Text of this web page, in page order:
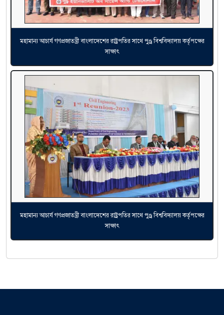
মহামান্য আচার্য গণপ্রজাতন্ত্রী বাংলাদেশের রাষ্ট্রপতির সাথে পুণ্ড্র বিশ্ববিদ্যালয় কর্তৃপক্ষের
সাক্ষাৎ
মহামান্য আচার্য গণপ্রজাতন্ত্রী বাংলাদেশের রাষ্ট্রপতির সাথে পুণ্ড্র বিশ্ববিদ্যালয় কর্তৃপক্ষের
সাক্ষাৎ